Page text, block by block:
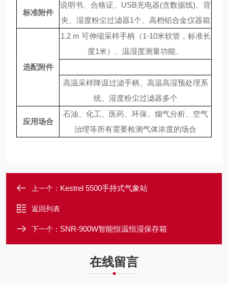
标准附件
说明书、合格证、 USB充电器(含数据线) 、背
夹、湿度粉尘过滤器1个、高档铝合金仪器箱
选配附件
1.2 m 可伸缩采样手柄（1-10米软管，标准长
度1米）、温湿度测量功能、
高温采样降温过滤手柄、高温高湿预处理系
统、湿度粉尘过滤器多个
应用场合
石油、化工、医药、环保、烟气分析、空气
治理等所有需要检测气体浓度的场合
上一个： Kestrel 5500手持式气象站
返回列表
下一个： SNR-900W智能恒温恒湿保存箱
在线留言